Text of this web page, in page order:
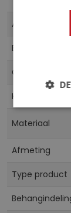
Artikelnummer
EAN
Collectie
Kleur
Materiaal
Afmeting
Type product